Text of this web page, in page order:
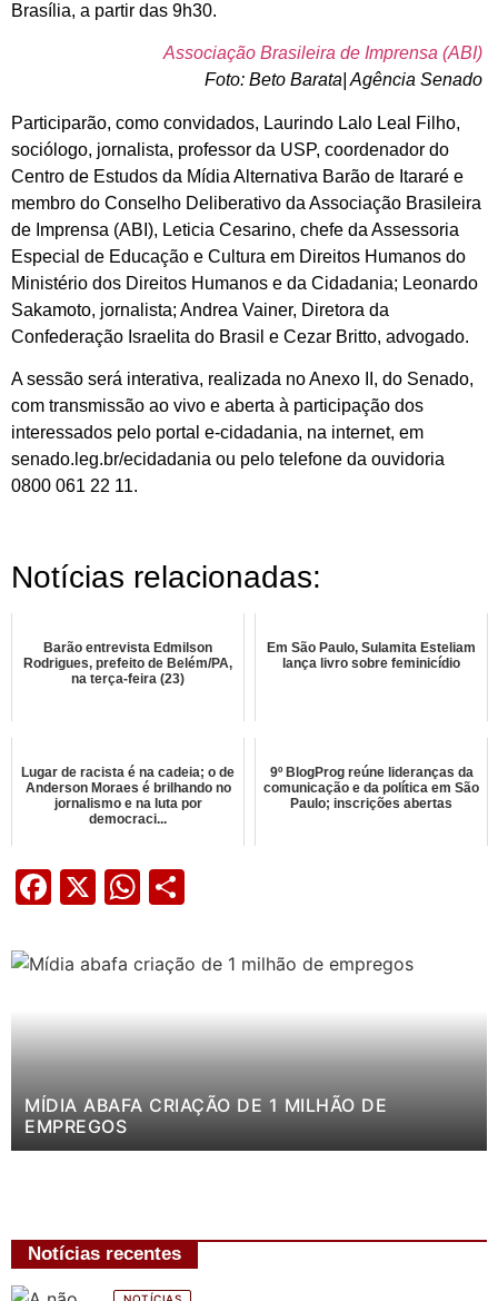
Brasília, a partir das 9h30.
Associação Brasileira de Imprensa (ABI)
Foto: Beto Barata| Agência Senado
Participarão, como convidados, Laurindo Lalo Leal Filho,
sociólogo, jornalista, professor da USP, coordenador do
Centro de Estudos da Mídia Alternativa Barão de Itararé e
membro do Conselho Deliberativo da Associação Brasileira
de Imprensa (ABI), Leticia Cesarino, chefe da Assessoria
Especial de Educação e Cultura em Direitos Humanos do
Ministério dos Direitos Humanos e da Cidadania; Leonardo
Sakamoto, jornalista; Andrea Vainer, Diretora da
Confederação Israelita do Brasil e Cezar Britto, advogado.
A sessão será interativa, realizada no Anexo II, do Senado,
com transmissão ao vivo e aberta à participação dos
interessados pelo portal e-cidadania, na internet, em
senado.leg.br/ecidadania ou pelo telefone da ouvidoria
0800 061 22 11.
Notícias relacionadas:
Barão entrevista Edmilson
Rodrigues, prefeito de Belém/PA,
na terça-feira (23)
Em São Paulo, Sulamita Esteliam
lança livro sobre feminicídio
Lugar de racista é na cadeia; o de
Anderson Moraes é brilhando no
jornalismo e na luta por
democraci...
9º BlogProg reúne lideranças da
comunicação e da política em São
Paulo; inscrições abertas
Facebook
X WhatsApp
MÍDIA ABAFA CRIAÇÃO DE 1 MILHÃO DE
EMPREGOS
Notícias recentes